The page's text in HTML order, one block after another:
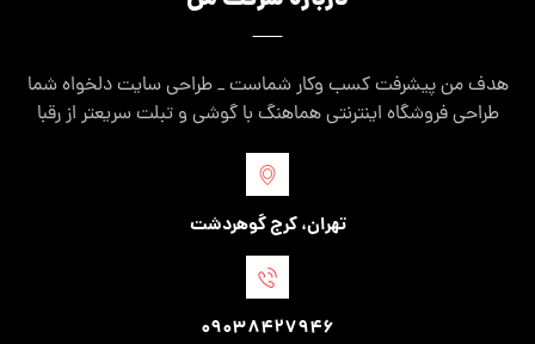
هدف من پیشرفت کسب وکار شماست _ طراحی سایت دلخواه شما
طراحی فروشگاه اینترنتی هماهنگ با گوشی و تبلت سریعتر از رقبا
تهران، کرج گوهردشت
09038427946